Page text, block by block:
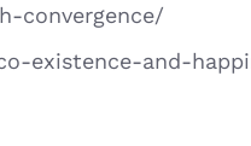
convergence/
existence-and-